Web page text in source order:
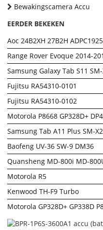
Bewakingscamera Accu
EERDER BEKEKEN
Aoc 24B2XH 27B2H
Range Rover Evoque 2014-
Samsung Galaxy Tab S11
Fujitsu RA54310-0101
Fujitsu RA54310-0102
Motorola P8668 GP328D+
Samsung Tab A11 Plus SM-
Baofeng UV-36 SW-9 DM36
Quansheng MD-800i MD-
Motorola R5
Kenwood TH-F9 Turbo
Motorola GP328D+ GP338D